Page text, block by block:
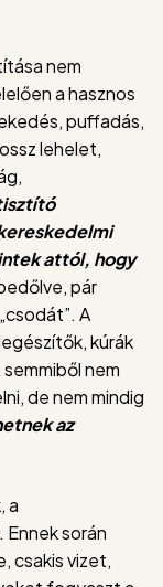
nem
a hasznos
puffadás,
lehelet,
attól, hogy
pár
A
kúrák
nem
de nem mindig
az
a
. Ennek során
csakis vizet,